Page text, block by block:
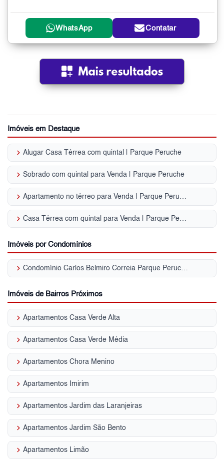
WhatsApp Contatar
Imóveis em Destaque
keyboard_arrow_right Alugar Casa Térrea com quintal | Parque Peruche
keyboard_arrow_right Sobrado com quintal para Venda | Parque Peruche
keyboard_arrow_right Apartamento no térreo para Venda | Parque Peruche
keyboard_arrow_right Casa Térrea com quintal para Venda | Parque Peruche
Imóveis por Condomínios
keyboard_arrow_right Condomínio Carlos Belmiro Correia Parque Peruche
Imóveis de Bairros Próximos
keyboard_arrow_right Apartamentos Casa Verde Alta
keyboard_arrow_right Apartamentos Casa Verde Média
keyboard_arrow_right Apartamentos Chora Menino
keyboard_arrow_right Apartamentos Imirim
keyboard_arrow_right Apartamentos Jardim das Laranjeiras
keyboard_arrow_right Apartamentos Jardim São Bento
keyboard_arrow_right Apartamentos Limão